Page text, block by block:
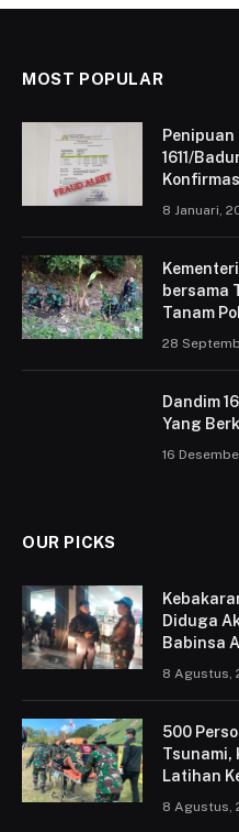
MOST POPULAR
1611/
8 Januari,
bersama
Tanam
28
Dandim
Yang
16
OUR PICKS
Diduga
Babinsa
8 Agustus,
500
Tsunami,
Latihan
8 Agustus,